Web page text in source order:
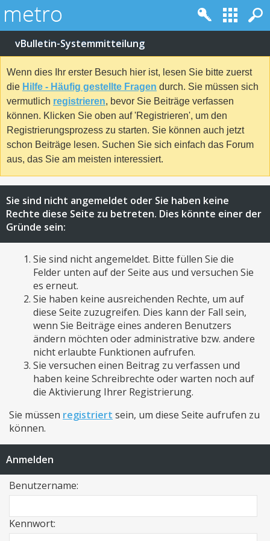
vBulletin-Systemmitteilung
Wenn dies Ihr erster Besuch hier ist, lesen Sie bitte zuerst
die Hilfe - Häufig gestellte Fragen durch. Sie müssen sich
vermutlich registrieren, bevor Sie Beiträge verfassen
können. Klicken Sie oben auf 'Registrieren', um den
Registrierungsprozess zu starten. Sie können auch jetzt
schon Beiträge lesen. Suchen Sie sich einfach das Forum
aus, das Sie am meisten interessiert.
Sie sind nicht angemeldet oder Sie haben keine
Rechte diese Seite zu betreten. Dies könnte einer der
Gründe sein:
Sie sind nicht angemeldet. Bitte füllen Sie die
Felder unten auf der Seite aus und versuchen Sie
es erneut.
Sie haben keine ausreichenden Rechte, um auf
diese Seite zuzugreifen. Dies kann der Fall sein,
wenn Sie Beiträge eines anderen Benutzers
ändern möchten oder administrative bzw. andere
nicht erlaubte Funktionen aufrufen.
Sie versuchen einen Beitrag zu verfassen und
haben keine Schreibrechte oder warten noch auf
die Aktivierung Ihrer Registrierung.
Sie müssen registriert sein, um diese Seite aufrufen zu
können.
Anmelden
Benutzername:
Kennwort: